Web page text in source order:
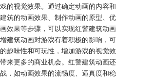
的视觉效果。通过确定动画的内容和
筑的动画效果、制作动画的原型、优
效果等步骤，可以实现红警建筑动画
建筑动画对游戏有着积极的影响，可
趣味性和可玩性，增加游戏的视觉效
来更多的商业机会。红警建筑动画还
，如动画效果的流畅度、逼真度和稳